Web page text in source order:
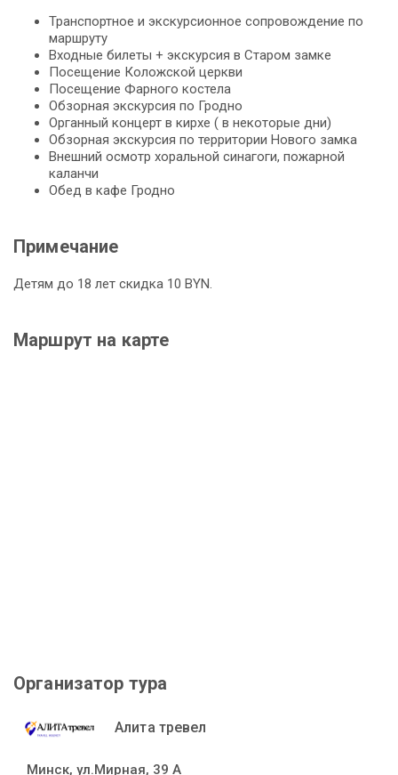
Транспортное и экскурсионное сопровождение по
маршруту
Входные билеты + экскурсия в Старом замке
Посещение Коложской церкви
Посещение Фарного костела
Обзорная экскурсия по Гродно
Органный концерт в кирхе ( в некоторые дни)
Обзорная экскурсия по территории Нового замка
Внешний осмотр хоральной синагоги, пожарной
каланчи
Обед в кафе Гродно
Примечание
Детям до 18 лет скидка 10 BYN.
Маршрут на карте
Организатор тура
Алита тревел
Минск, ул.Мирная, 39 А